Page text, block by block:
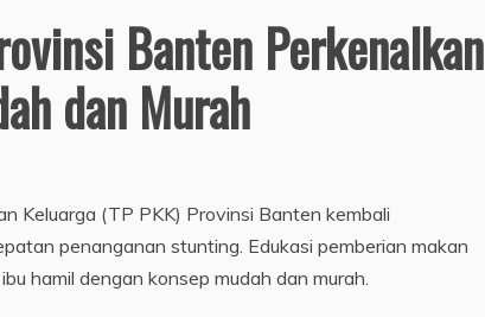
Banten Perkenalkan
dan Murah
Keluarga (TP PKK) Provinsi Banten kembali
penanganan stunting. Edukasi pemberian makan
hamil dengan konsep mudah dan murah.